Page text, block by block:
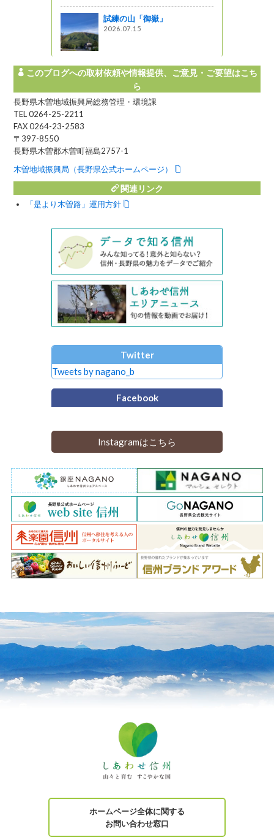
試練の山「御嶽」
2026.07.15
このブログへの取材依頼や情報提供、ご意見・ご要望はこち
ら
長野県木曽地域振興局総務管理・環境課
TEL 0264-25-2211
FAX 0264-23-2583
〒397-8550
長野県木曽郡木曽町福島2757-1
木曽地域振興局（長野県公式ホームページ）
関連リンク
「是より木曽路」運用方針
Twitter
Tweets by nagano_b
Facebook
Instagramはこちら
ホームページ全体に関する
お問い合わせ窓口